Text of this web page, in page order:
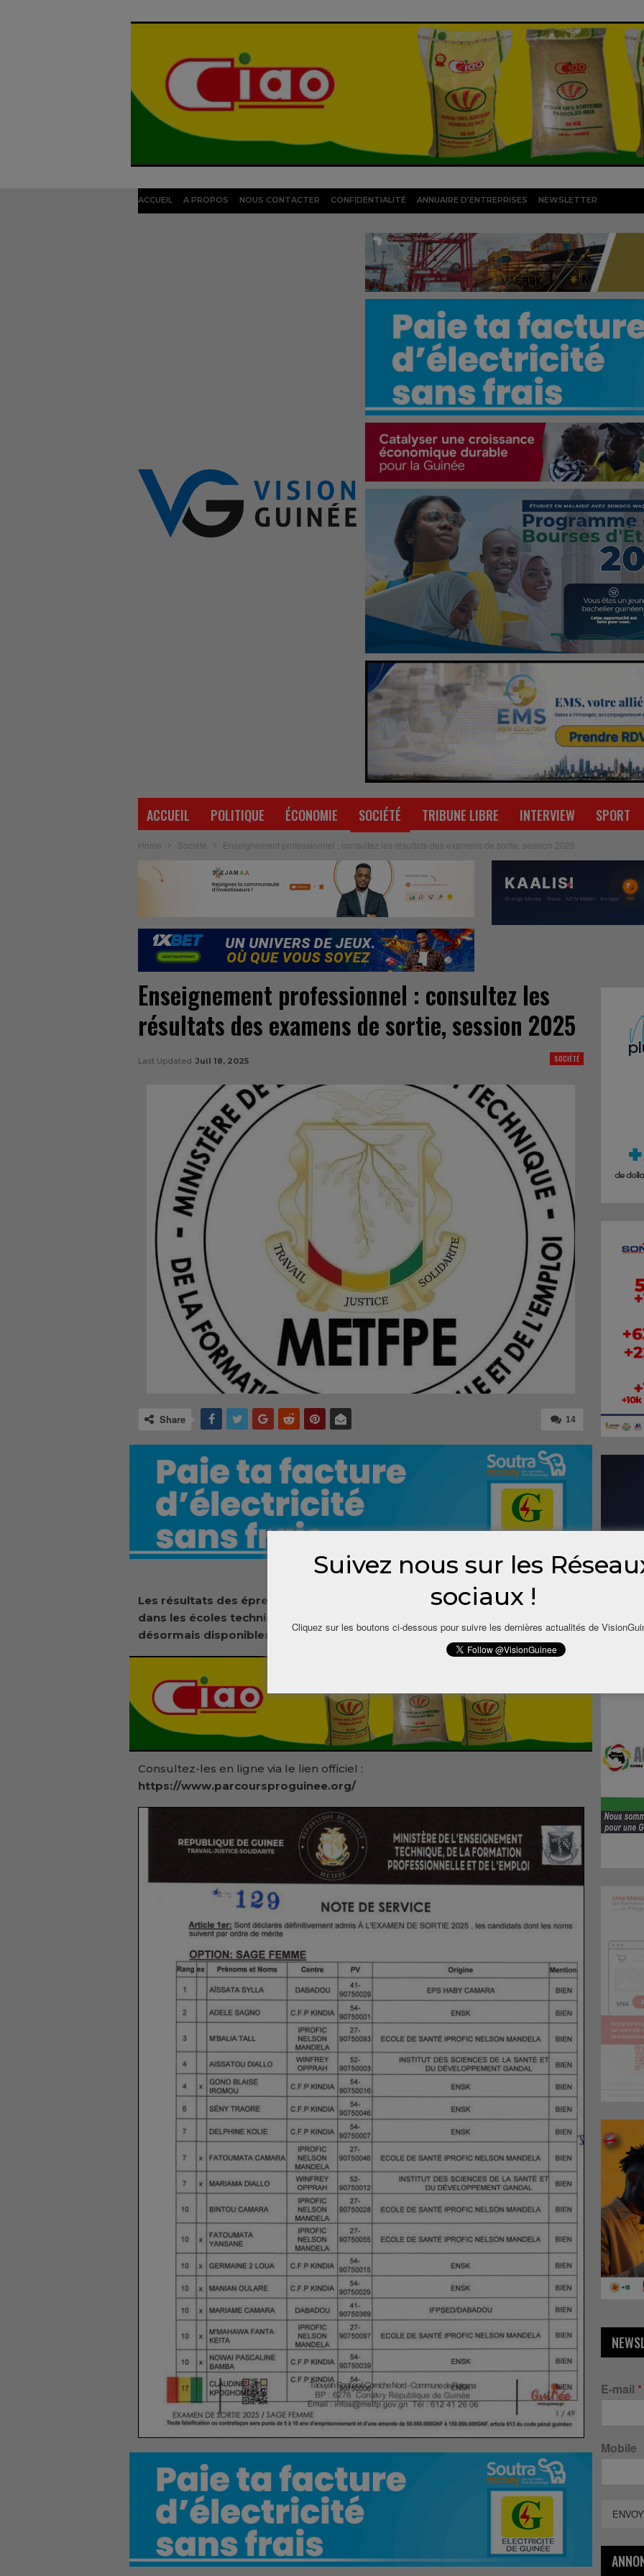
ACCUEIL A PROPOS NOUS CONTACTER CONFIDENTIALITÉ ANNUAIRE D’ENTREPRISES NEWSLETTER
ACCUEIL POLITIQUE ÉCONOMIE SOCIÉTÉ TRIBUNE LIBRE INTERVIEW SPORT
Home Société Enseignement professionnel : consultez les résultats des examens de sortie, session 2025
Enseignement professionnel : consultez les
résultats des examens de sortie, session 2025
SOCIÉTÉ
Last Updated Juil 18, 2025
14
Share
Les résultats des épreuves pratiques et théoriques des examens de sortie
dans les écoles techniques et professionnelles, session 2025, sont
désormais disponibles.
Consultez-les en ligne via le lien officiel :
https://www.parcoursproguinee.org/
E-mail *
Mobile
Suivez nous sur les
sociaux !
Cliquez sur les boutons ci-dessous pour suivre les dernières actualités de